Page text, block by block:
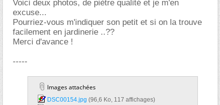
Voici deux photos, de piètre qualité et je m'en
excuse...
Pourriez-vous m'indiquer son petit et si on la trouve
facilement en jardinerie ..??
Merci d'avance !
-----
Images attachées
DSC00154.jpg‎ (96,6 Ko, 117 affichages)